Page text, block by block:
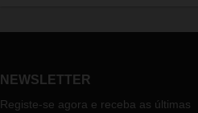
NEWSLETTER
Registe-se agora e receba as últimas